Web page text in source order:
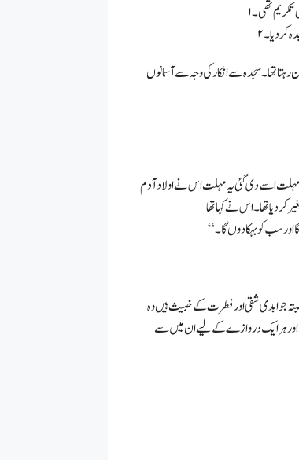
تکریم تھی۔
کر دیا۔
تھا۔ سجدہ سے انکار کی وجہ سے آسمانوں
اسے دی گئی یہ مہلت اس نے اولاد آدم
اور سب کو بہکا دوں گا۔
جوابدی شقی اور فطرت کے خبیث ہیں وہ
ہر ایک دروازے کے لیے ان میں سے